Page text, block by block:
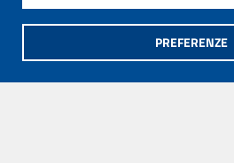
PREFERENZE